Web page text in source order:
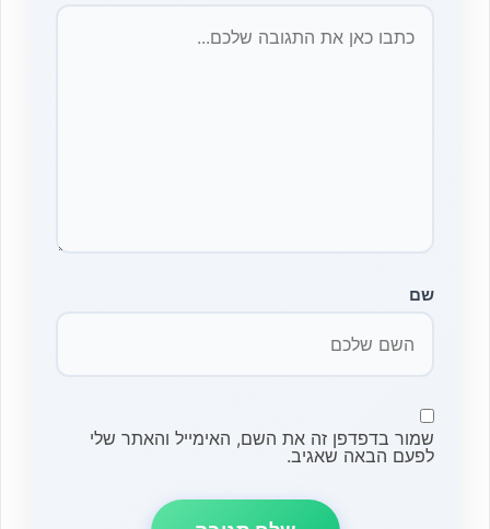
שם
שמור בדפדפן זה את השם, האימייל והאתר שלי
לפעם הבאה שאגיב.